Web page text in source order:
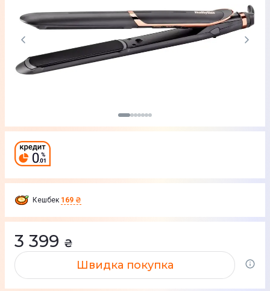
Кешбек 169 ₴
3 399 ₴
Швидка покупка